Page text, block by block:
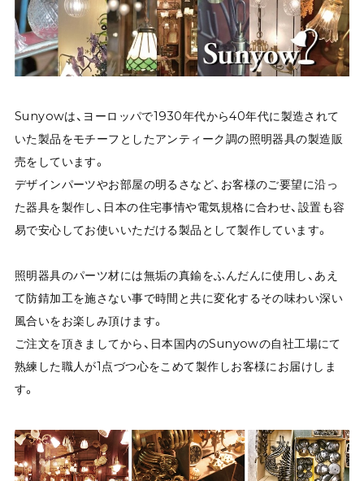
Sunyowは、ヨーロッパで1930年代から40年代に製造されて
いた製品をモチーフとしたアンティーク調の照明器具の製造販
売をしています。
デザインパーツやお部屋の明るさなど、お客様のご要望に沿っ
た器具を製作し、日本の住宅事情や電気規格に合わせ、設置も容
易で安心してお使いいただける製品として製作しています。
照明器具のパーツ材には無垢の真鍮をふんだんに使用し、あえ
て防錆加工を施さない事で時間と共に変化するその味わい深い
風合いをお楽しみ頂けます。
ご注文を頂きましてから、日本国内のSunyowの自社工場にて
熟練した職人が1点づつ心をこめて製作しお客様にお届けしま
す。